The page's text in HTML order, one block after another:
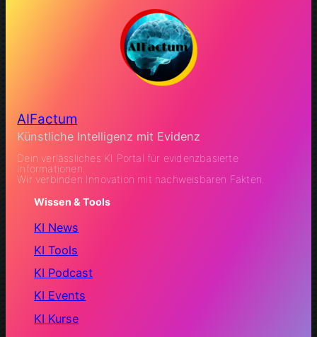
AIFactum
Künstliche Intelligenz mit Evidenz
Dein verlässliches KI Portal für evidenzbasierte
Informationen.
Wir verbinden Innovation mit nachweisbaren Fakten.
Wissen & Tools
KI News
KI Tools
KI Podcast
KI Events
KI Kurse